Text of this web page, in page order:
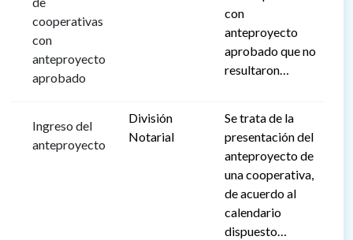
cooperativas
con
anteproyecto
aprobado
con
anteproyecto
aprobado que no
resultaron…
Ingreso del
anteproyecto
División
Notarial
Se trata de la
presentación del
anteproyecto de
una cooperativa,
de acuerdo al
calendario
dispuesto…